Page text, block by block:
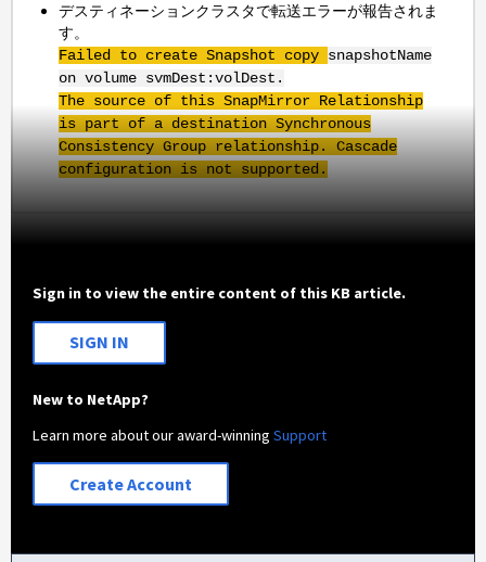
デスティネーションクラスタで転送エラーが報告されま
す。
Failed to create Snapshot copy snapshotName
on volume svmDest:volDest.
The source of thisSnapMirror Relationship
is part of a destination Synchronous
Consistency Group relationship. Cascade
configuration is not supported.
Sign in to view the entire content of this KB article.
SIGN IN
New to NetApp?
Learn more about our award-winningSupport
Create Account